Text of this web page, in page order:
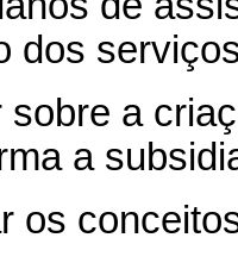
dos
sobre a
a
os